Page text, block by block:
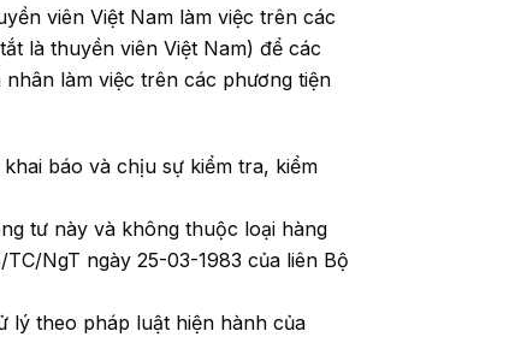
viên Việt Nam làm việc trên các
là thuyền viên Việt Nam) để các
làm việc trên các phương tiện
báo và chịu sự kiểm tra, kiểm
tư này và không thuộc loại hàng
NgT ngày 25-03-1983 của liên Bộ
lý theo pháp luật hiện hành của